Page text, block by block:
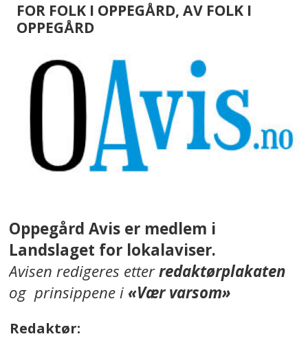
FOR FOLK I OPPEGÅRD, AV FOLK I
OPPEGÅRD
Oppegård Avis er medlem i
Landslaget for lokalaviser.
Avisen redigeres etterredaktørplakaten
og prinsippene i«Vær varsom»
Redaktør: